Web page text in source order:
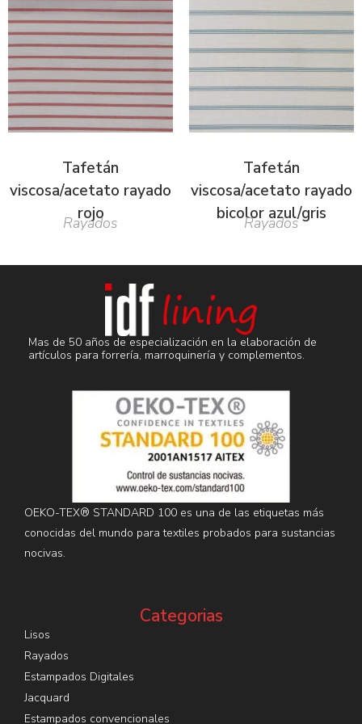
Tafetán
viscosa/acetato rayado
rojo
Rayados
Tafetán
viscosa/acetato rayado
bicolor azul/gris
Rayados
Mas de 50 años de especialización en la elaboración de
artículos para forrería, marroquinería y complementos.
OEKO-TEX® STANDARD 100 es una de las etiquetas más
conocidas del mundo para textiles probados para sustancias
nocivas.
Categorias
Lisos
Rayados
Estampados Digitales
Jacquard
Estampados convencionales